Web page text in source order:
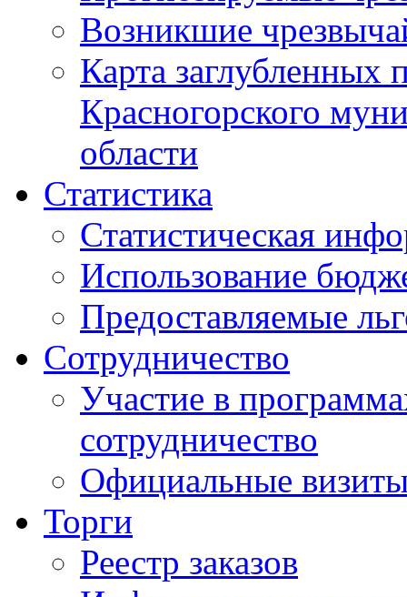
Возникшие
Карта
Красногорского
области
Статистика
Статистическая
Использование
Предоставляемые
Сотрудничество
Участие в
сотрудничество
Официальные
Торги
Реестр заказов